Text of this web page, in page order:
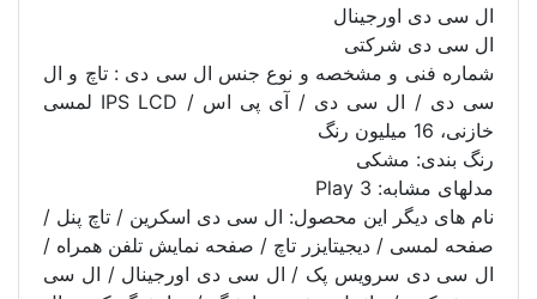
ال سی دی اورجینال
ال سی دی شرکتی
شماره فنی و مشخصه و نوع جنس ال سی دی : تاچ و ال
سی دی / ال سی دی / آی پی اس / IPS LCD لمسی
خازنی، 16 میلیون رنگ
رنگ بندی: مشکی
مدلهای مشابه: Play 3
نام های دیگر این محصول: ال سی دی اسکرین / تاچ پنل /
صفحه لمسی / دیجیتایزر تاچ / صفحه نمایش تلفن همراه /
ال سی دی سرویس پک / ال سی دی اورجینال / ال سی